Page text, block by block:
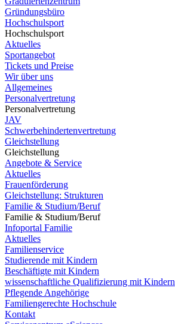
Gründungsbüro
Hochschulsport
Hochschulsport
Aktuelles
Sportangebot
Tickets und Preise
Wir über uns
Allgemeines
Personalvertretung
Personalvertretung
JAV
Schwerbehindertenvertretung
Gleichstellung
Gleichstellung
Angebote & Service
Aktuelles
Frauenförderung
Gleichstellung: Strukturen
Familie & Studium/Beruf
Familie & Studium/Beruf
Infoportal Familie
Aktuelles
Familienservice
Studierende mit Kindern
Beschäftigte mit Kindern
wissenschaftliche Qualifizierung mit Kindern
Pflegende Angehörige
Familiengerechte Hochschule
Kontakt